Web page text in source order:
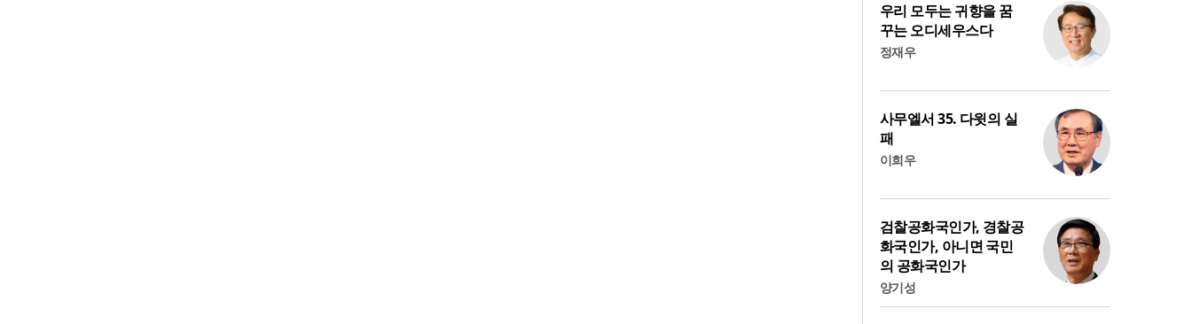
우리 모두는 귀향을 꿈
꾸는 오디세우스다
정재우
사무엘서 35. 다윗의 실
패
이희우
검찰공화국인가, 경찰공
화국인가, 아니면 국민
의 공화국인가
양기성